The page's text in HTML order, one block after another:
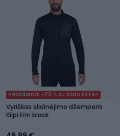
Papildomai -20 % su kodu EXTRA
Vyriškas slidinėjimo džemperis
Kilpi Erin black